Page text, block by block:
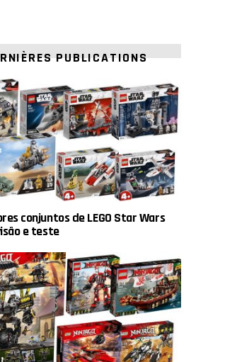
PUBLICATIONS
conjuntos de LEGO Star Wars
e teste